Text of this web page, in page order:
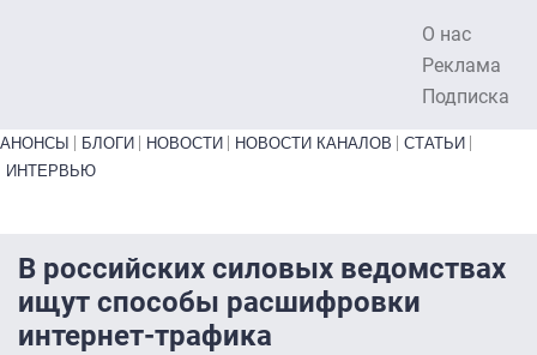
О нас
Реклама
Подписка
Primary links bottom
АНОНСЫ БЛОГИ НОВОСТИ НОВОСТИ КАНАЛОВ
СТАТЬИ
ИНТЕРВЬЮ
В российских силовых ведомствах
ищут способы расшифровки
интернет-трафика